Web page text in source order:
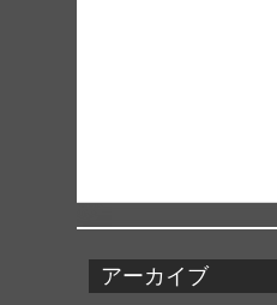
アーカイブ